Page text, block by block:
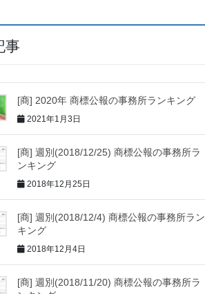
事
[商] 2020年 商標公報の事務所ランキング
2021年1月3日
[商] 週別(2018/12/25) 商標公報の事務所ラ
ンキング
2018年12月25日
[商] 週別(2018/12/4) 商標公報の事務所ラン
キング
2018年12月4日
[商] 週別(2018/11/20) 商標公報の事務所ラ